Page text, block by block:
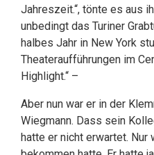
Jahreszeit.“, tönte es aus
unbedingt das Turiner
halbes Jahr in New York
Theateraufführungen im
Highlight.“ –
Aber nun war er in der
Wiegmann. Dass sein
hatte er nicht erwartet.